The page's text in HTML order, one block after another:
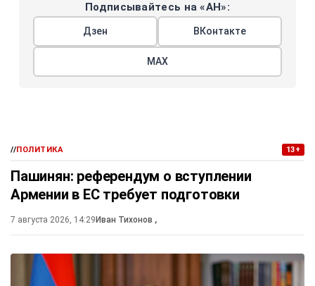
Подписывайтесь на «АН»:
Дзен ВКонтакте
МАХ
//ПОЛИТИКА 13+
Пашинян: референдум о вступлении
Армении в ЕС требует подготовки
7 августа 2026, 14:29 Иван Тихонов ,